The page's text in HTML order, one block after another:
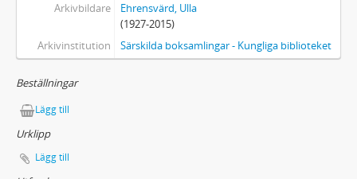
Vetenskap
Luftballonger och astronomi
Mytologi och övernaturligt
Vykortsböcker
Arkivbildare
Ehrensvärd, Ulla
(1927-2015)
Arkivinstitution
Särskilda boksamlingar - Kungliga biblioteket
Beställningar
Lägg till
Urklipp
Lägg till